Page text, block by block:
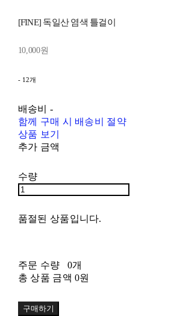
[FINE] 독일산 염색 틀걸이
10,000원
- 12개
배송비 -
함께 구매 시 배송비 절약
상품 보기
추가 금액
수량
품절된 상품입니다.
주문 수량
0개
총 상품 금액 0원
구매하기